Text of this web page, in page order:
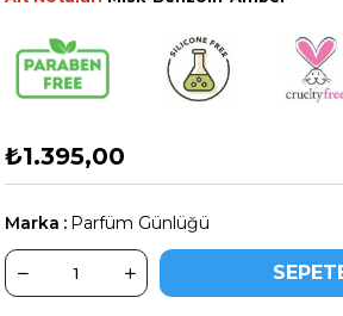
₺1.395,00
Marka : Parfüm Günlüğü